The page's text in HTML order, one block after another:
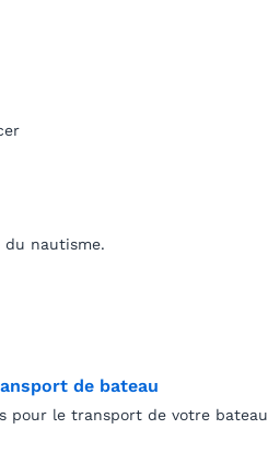
du nautisme.
de bateau
pour le transport de votre bateau